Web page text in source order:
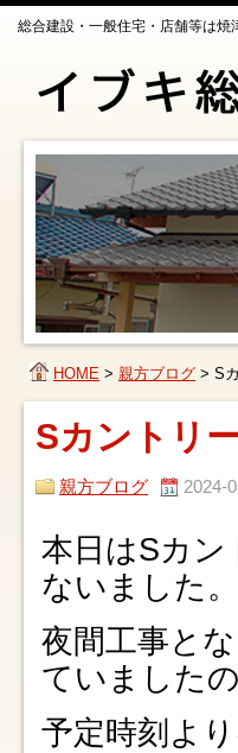
総合建設・一般住宅・店舗等は焼
HOME > 親方ブログ > S
Sカントリ
親方ブログ 2024-
本日はSカン
ないました。
夜間工事と
ていました
予定時刻よ